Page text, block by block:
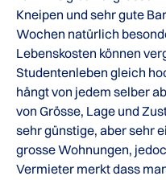
Kneipen und sehr gute
Wochen natürlich
Lebenskosten können
Studentenleben gleich
hängt von jedem selber
von Grösse, Lage und
sehr günstige, aber sehr
grosse Wohnungen,
Vermieter merkt dass